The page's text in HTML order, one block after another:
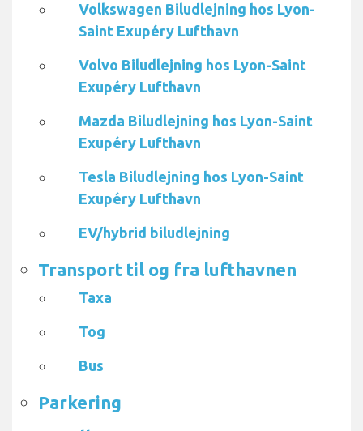
Volkswagen Biludlejning hos Lyon-
Saint Exupéry Lufthavn
Volvo Biludlejning hos Lyon-Saint
Exupéry Lufthavn
Mazda Biludlejning hos Lyon-Saint
Exupéry Lufthavn
Tesla Biludlejning hos Lyon-Saint
Exupéry Lufthavn
EV/hybrid biludlejning
Transport til og fra lufthavnen
Taxa
Tog
Bus
Parkering